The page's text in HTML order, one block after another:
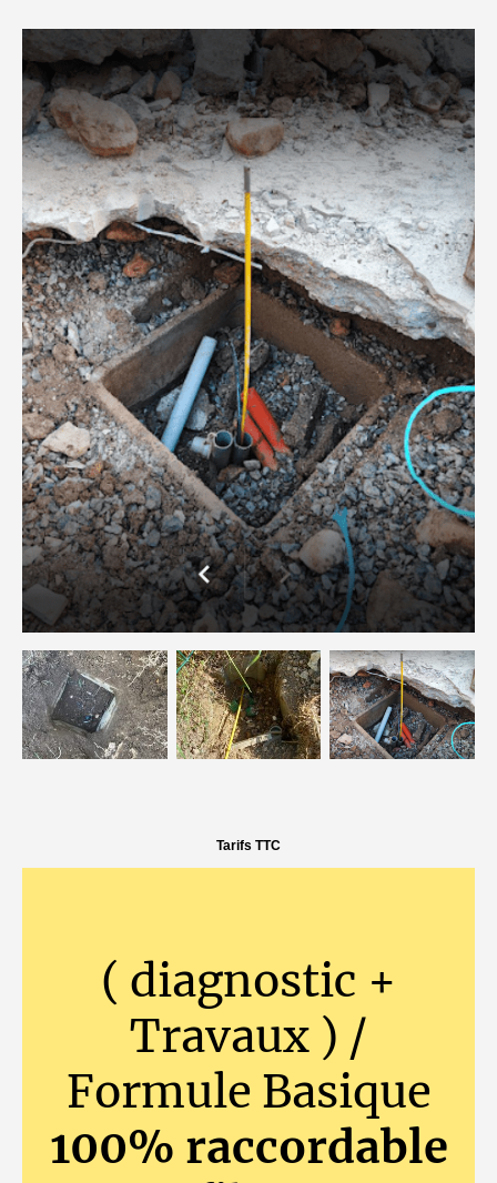
Tarifs TTC
( diagnostic +
Travaux ) /
Formule Basique
100% raccordable